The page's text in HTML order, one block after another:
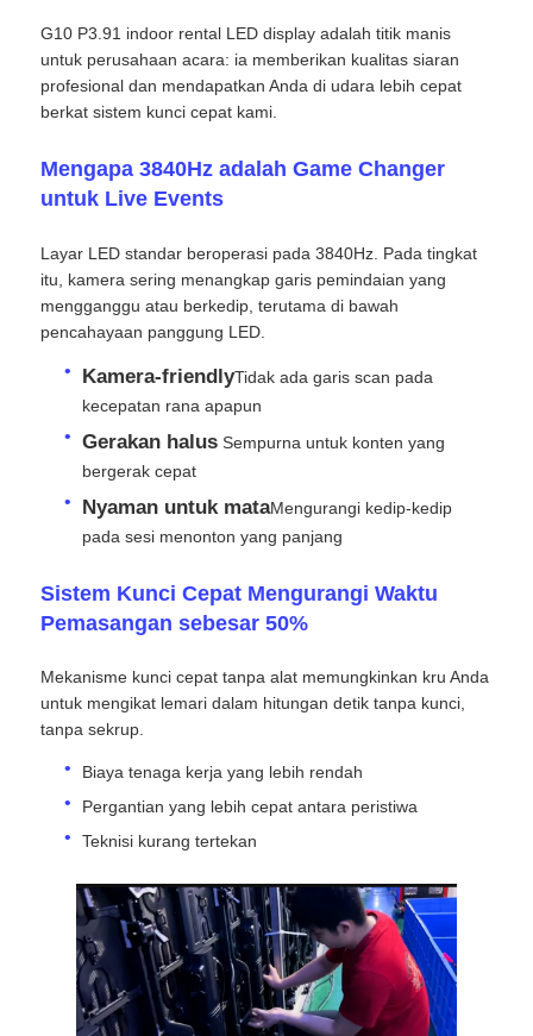
Rumah
Video
Tur Pabrik
Kontrol kualitas
Berita
Kasus
G10 P3.91 indoor rental LED display adalah titik manis
untuk perusahaan acara: ia memberikan kualitas siaran
profesional dan mendapatkan Anda di udara lebih cepat
berkat sistem kunci cepat kami.
Mengapa 3840Hz adalah Game Changer
untuk Live Events
Layar LED standar beroperasi pada 3840Hz. Pada tingkat
itu, kamera sering menangkap garis pemindaian yang
mengganggu atau berkedip, terutama di bawah
pencahayaan panggung LED.
Kamera-friendlyTidak ada garis scan pada
kecepatan rana apapun
Gerakan halus ️ Sempurna untuk konten yang
bergerak cepat
Nyaman untuk mataMengurangi kedip-kedip
pada sesi menonton yang panjang
Sistem Kunci Cepat Mengurangi Waktu
Pemasangan sebesar 50%
Mekanisme kunci cepat tanpa alat memungkinkan kru Anda
untuk mengikat lemari dalam hitungan detik tanpa kunci,
tanpa sekrup.
Biaya tenaga kerja yang lebih rendah
Pergantian yang lebih cepat antara peristiwa
Teknisi kurang tertekan